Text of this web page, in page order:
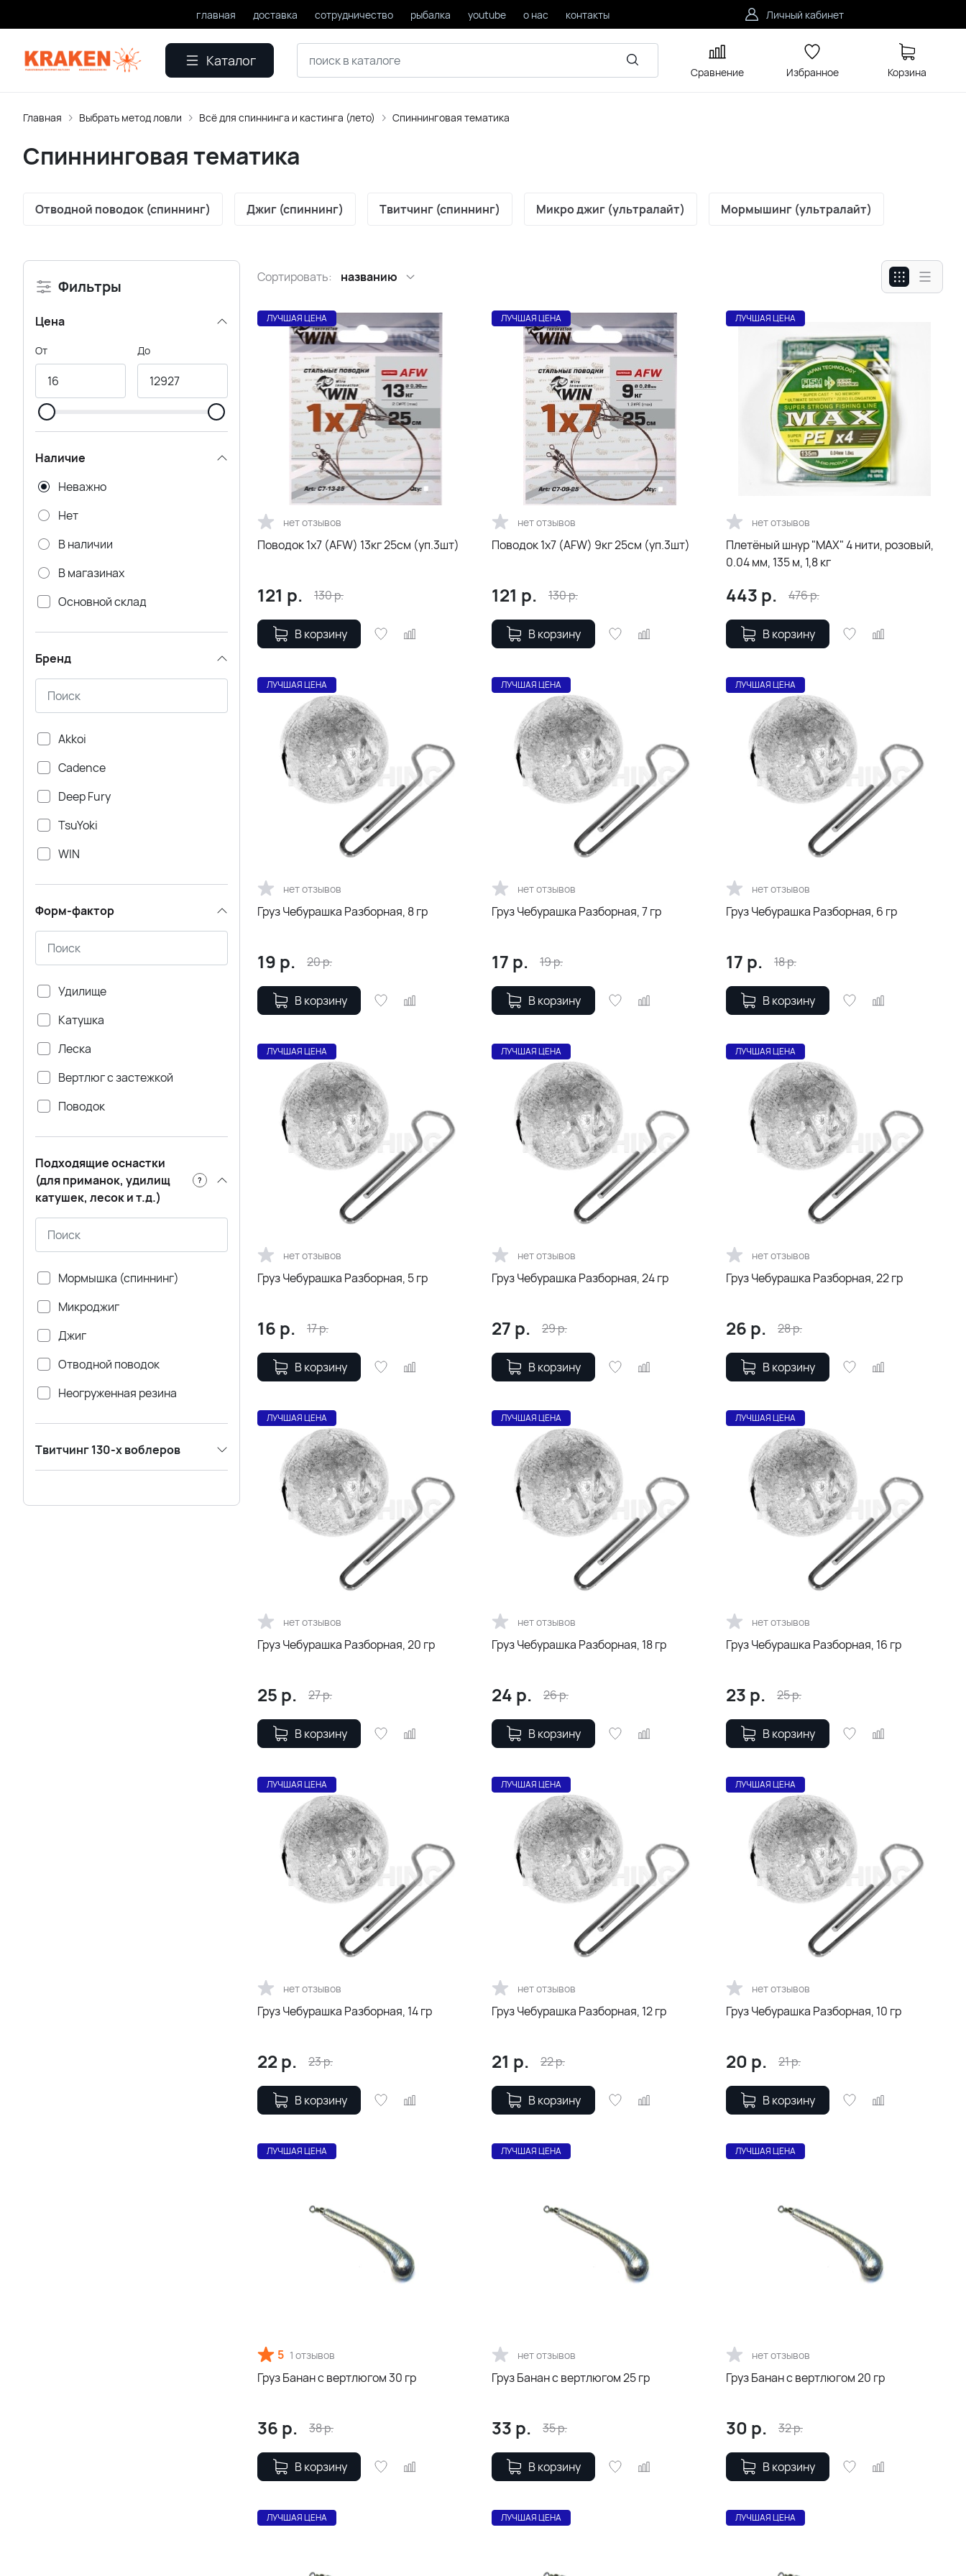
главная доставка сотрудничество рыбалка youtube о нас контакты Личный кабинет
Каталог
Сравнение Избранное Корзина
Главная Выбрать метод ловли Всё для спиннинга и кастинга (лето) Спиннинговая тематика
Спиннинговая тематика
Отводной поводок (спиннинг) Джиг (спиннинг) Твитчинг (спиннинг) Микро джиг (ультралайт) Мормышинг (ультралайт)
Фильтры
Цена
От До
Наличие
Неважно
Нет
В наличии
В магазинах
Основной склад
Удаленный склад CADENCE
Бренд
Akkoi
Cadence
Deep Fury
TsuYoki
WIN
Сезон Рыбалки
Форм-фактор
Удилище
Катушка
Леска
Вертлюг с застежкой
Поводок
Силиконовая приманка
Крючок
Плетеный шнур
Воблер
Груз чебурашка (разборная)
Груз банан (для отводного
Подходящие оснастки
(для приманок, удилищ
катушек, лесок и т.д.)
?
Мормышка (спиннинг)
Микроджиг
Джиг
Отводной поводок
Неогруженная резина
Джиг-риг
Дроп-шот
Фидер
Твитчинг 130-х воблеров
Сортировать: названию
ЛУЧШАЯ ЦЕНА
нет отзывов
Поводок 1х7 (AFW) 13кг 25см (уп.3шт)
121 р. 130р.
В корзину
ЛУЧШАЯ ЦЕНА
нет отзывов
Поводок 1х7 (AFW) 9кг 25см (уп.3шт)
121 р. 130р.
В корзину
ЛУЧШАЯ ЦЕНА
нет отзывов
Плетёный шнур "MAX" 4 нити, розовый,
0.04 мм, 135 м, 1,8 кг
443 р. 476р.
В корзину
ЛУЧШАЯ ЦЕНА
нет отзывов
Груз Чебурашка Разборная, 8 гр
19 р. 20р.
В корзину
ЛУЧШАЯ ЦЕНА
нет отзывов
Груз Чебурашка Разборная, 7 гр
17 р. 19р.
В корзину
ЛУЧШАЯ ЦЕНА
нет отзывов
Груз Чебурашка Разборная, 6 гр
17 р. 18р.
В корзину
ЛУЧШАЯ ЦЕНА
нет отзывов
Груз Чебурашка Разборная, 5 гр
16 р. 17р.
В корзину
ЛУЧШАЯ ЦЕНА
нет отзывов
Груз Чебурашка Разборная, 24 гр
27 р. 29р.
В корзину
ЛУЧШАЯ ЦЕНА
нет отзывов
Груз Чебурашка Разборная, 22 гр
26 р. 28р.
В корзину
ЛУЧШАЯ ЦЕНА
нет отзывов
Груз Чебурашка Разборная, 20 гр
25 р. 27р.
В корзину
ЛУЧШАЯ ЦЕНА
нет отзывов
Груз Чебурашка Разборная, 18 гр
24 р. 26р.
В корзину
ЛУЧШАЯ ЦЕНА
нет отзывов
Груз Чебурашка Разборная, 16 гр
23 р. 25р.
В корзину
ЛУЧШАЯ ЦЕНА
нет отзывов
Груз Чебурашка Разборная, 14 гр
22 р. 23р.
В корзину
ЛУЧШАЯ ЦЕНА
нет отзывов
Груз Чебурашка Разборная, 12 гр
21 р. 22р.
В корзину
ЛУЧШАЯ ЦЕНА
нет отзывов
Груз Чебурашка Разборная, 10 гр
20 р. 21р.
В корзину
ЛУЧШАЯ ЦЕНА
5 1 отзывов
Груз Банан с вертлюгом 30 гр
36 р. 38р.
В корзину
ЛУЧШАЯ ЦЕНА
нет отзывов
Груз Банан с вертлюгом 25 гр
33 р. 35р.
В корзину
ЛУЧШАЯ ЦЕНА
нет отзывов
Груз Банан с вертлюгом 20 гр
30 р. 32р.
В корзину
ЛУЧШАЯ ЦЕНА ЛУЧШАЯ ЦЕНА ЛУЧШАЯ ЦЕНА